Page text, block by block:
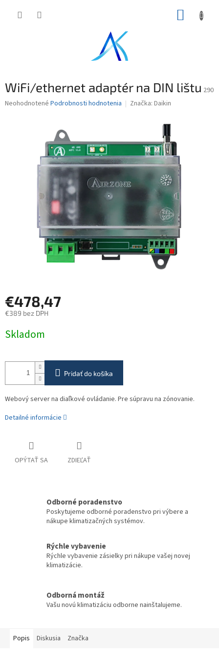
WiFi/ethernet adaptér na DIN lištu 290
Priemerné
hviezdičiek.
Neohodnotené Podrobnosti hodnotenia Značka: Daikin
€478,47
€389 bez DPH
cena:
Skladom
Pridať do košíka
Webový server na diaľkové ovládanie. Pre súpravu na zónovanie.
Detailné informácie
OPÝTAŤ SA ZDIEĽAŤ
Odborné poradenstvo
Poskytujeme odborné poradenstvo pri výbere a
nákupe klimatizačných systémov.
Rýchle vybavenie
Rýchle vybavenie zásielky pri nákupe vašej novej
klimatizácie.
Odborná montáž
Vašu novú klimatizáciu odborne nainštalujeme.
Popis Diskusia Značka